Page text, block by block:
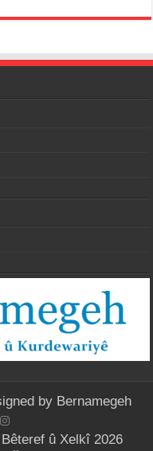
by Bernamegeh
û Xelkî 2026